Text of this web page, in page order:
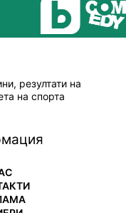
резултати на
на спорта